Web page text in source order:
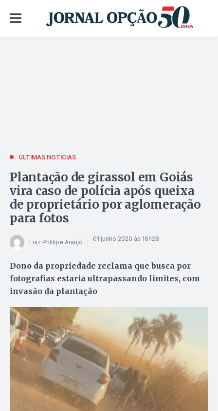
ÚLTIMAS NOTÍCIAS
Plantação de girassol em Goiás
vira caso de polícia após queixa
de proprietário por aglomeração
para fotos
Luiz Phillipe Araújo 01 junho 2020 às 16h28
Dono da propriedade reclama que busca por
fotografias estaria ultrapassando limites, com
invasão da plantação